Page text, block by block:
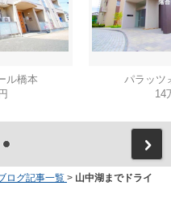
ル橋本
パラッ
14
ログ記事一覧 > 山中湖までドライ